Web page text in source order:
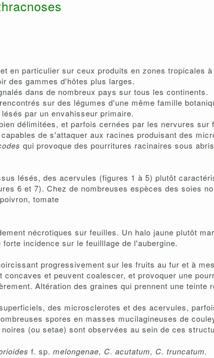
en particulier sur ceux produits en zones tropicales
des gammes d'hôtes plus larges.
dans de nombreux pays sur tous les continents.
sur des légumes d'une même famille
par un envahisseur primaire.
délimitées, et parfois cernées par les nervures sur
de s'attaquer aux racines produisant des
qui provoque des pourritures racinaires sous
lésés, des acervules (figures 1 à 5) plutôt
6 et 7). Chez de nombreuses espèces des soies
tomate
nécrotiques sur feuilles. Un halo jaune plutôt
incidence sur le feuilllage de l'aubergine.
progressivement sur les fruits au fur et à
et peuvent coalescer, et provoquer une
Altération des graines qui prennent une teinte
des microsclerotes et des acervules,
spores en masses mucilagineuses de
(ou setae) sont observées au sein de ces
f. sp. melongenae, C. acutatum, C. truncatum.